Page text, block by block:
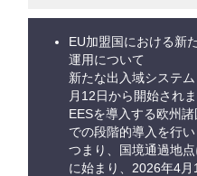
EU加盟国における新
運用について
新たな出入域システ
月12日から開始されま
EESを導入する欧州
での段階的導入を行い
つまり、国境通過地
に始まり、2026年4